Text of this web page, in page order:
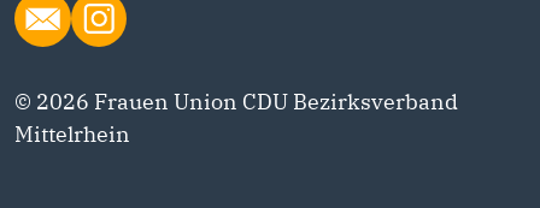
© 2026 Frauen Union CDU Bezirksverband
Mittelrhein